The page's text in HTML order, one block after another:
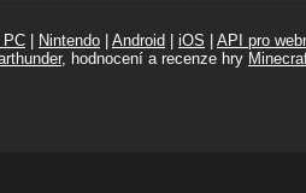
PC Nintendo Android iOS
API pro
, hodnocení a recenze hry